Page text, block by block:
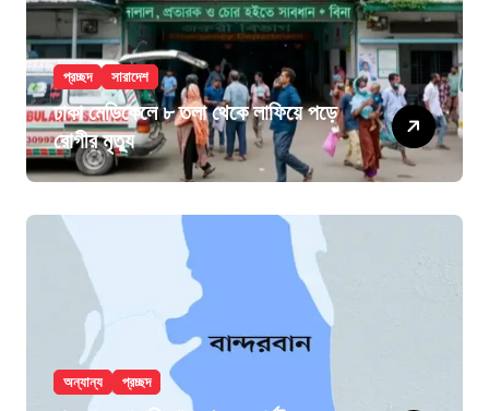
প্রচ্ছদ সারাদেশ
ঢাকা মেডিকেলে ৮ তলা থেকে লাফিয়ে পড়ে
রোগীর মৃত্যু
অন্যান্য প্রচ্ছদ